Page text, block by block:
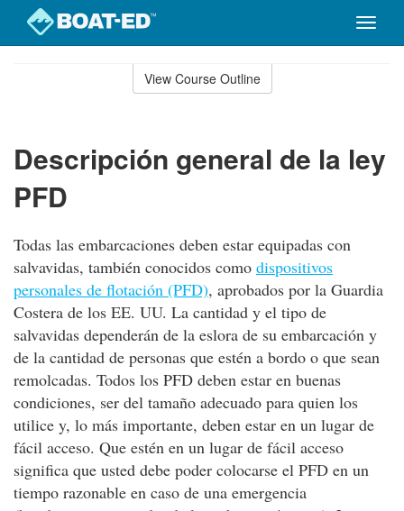
Toggle
View Course Outline
Descripción general de la ley
PFD
Todas las embarcaciones deben estar equipadas con
salvavidas, también conocidos como dispositivos
personales de flotación (PFD), aprobados por la Guardia
Costera de los EE. UU. La cantidad y el tipo de
salvavidas dependerán de la eslora de su embarcación y
de la cantidad de personas que estén a bordo o que sean
remolcadas. Todos los PFD deben estar en buenas
condiciones, ser del tamaño adecuado para quien los
utilice y, lo más importante, deben estar en un lugar de
fácil acceso. Que estén en un lugar de fácil acceso
significa que usted debe poder colocarse el PFD en un
tiempo razonable en caso de una emergencia